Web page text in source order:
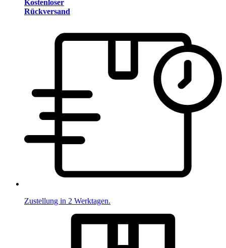
Kostenloser
Rückversand
Zustellung in 2 Werktagen.